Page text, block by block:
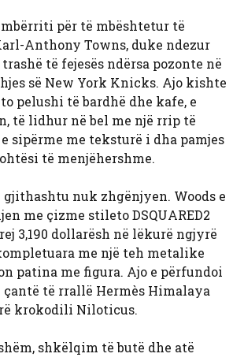
për të mbështetur të
Anthony Towns, duke ndezur
të fejesës ndërsa pozonte në
së New York Knicks. Ajo kishte
pelushi të bardhë dhe kafe, e
të lidhur në bel me një rrip të
sipërme me teksturë i dha pamjes
të menjëhershme.
gjithashtu nuk zhgënjyen. Woods e
me çizme stileto DSQUARED2
3,190 dollarësh në lëkurë ngjyrë
me një teh metalike
patina me figura. Ajo e përfundoi
çantë të rrallë Hermès Himalaya
krokodili Niloticus.
shkëlqim të butë dhe atë